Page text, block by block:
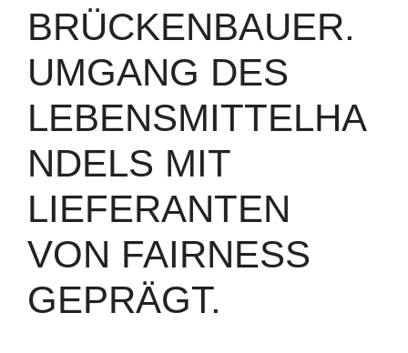
RÜCKENBAUER. U
MGANG DES L
EBENSMITTELHAN
DELS MIT L
IEFERANTEN V
ON FAIRNESS G
EPRÄGT.